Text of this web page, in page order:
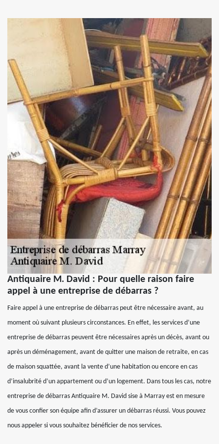
Antiquaire M. David : Pour quelle raison faire
appel à une entreprise de débarras ?
Faire appel à une entreprise de débarras peut être nécessaire avant, au
moment où suivant plusieurs circonstances. En effet, les services d’une
entreprise de débarras peuvent être nécessaires après un décès, avant ou
après un déménagement, avant de quitter une maison de retraite, en cas
de maison squattée, avant la vente d’une habitation ou encore en cas
d’insalubrité d’un appartement ou d’un logement. Dans tous les cas, notre
entreprise de débarras Antiquaire M. David sise à Marray est en mesure
de vous confier son équipe afin d’assurer un débarras réussi. Vous pouvez
nous appeler si vous souhaitez bénéficier de nos services.